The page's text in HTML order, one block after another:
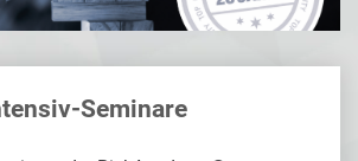
Seminare